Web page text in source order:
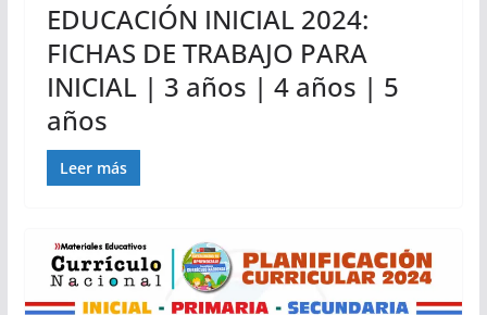
EDUCACIÓN INICIAL 2024:
FICHAS DE TRABAJO PARA
INICIAL | 3 años | 4 años | 5
años
Leer más